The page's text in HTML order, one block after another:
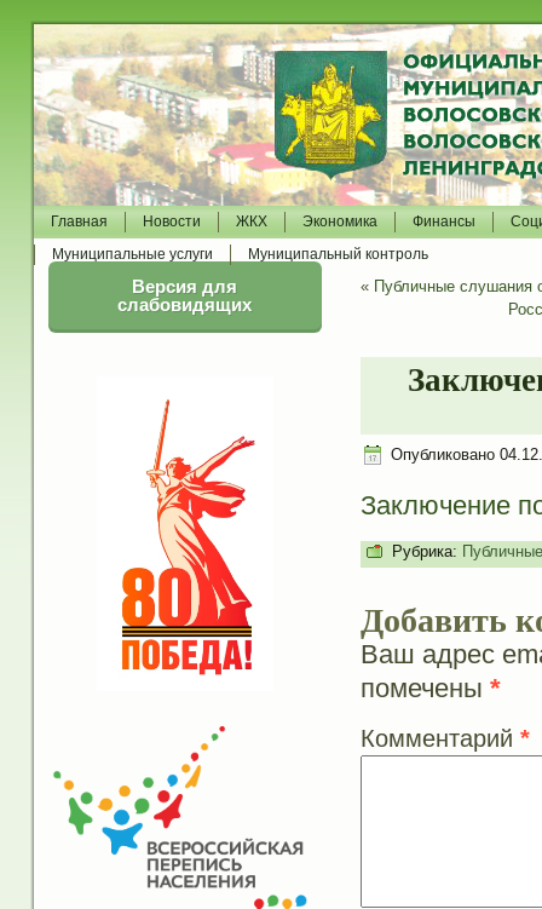
Главная Новости ЖКХ Экономика Финансы
Муниципальные услуги
Муниципальный контроль
Версия для
слабовидящих
« Публичные слушания
Опубликовано
Заключение
Рубрика:
Добавить
Ваш адрес
помечены *
Комментарий *